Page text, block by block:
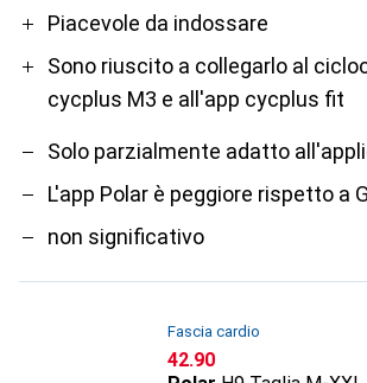
ProPiacevole da indossare
Sono riuscito a collegarlo al
cycplus M3 e all'app cycplus fit
Contro
Solo parzialmente adatto
L'app Polar è peggiore rispetto a
non significativo
Fascia cardio
CHF
42.90